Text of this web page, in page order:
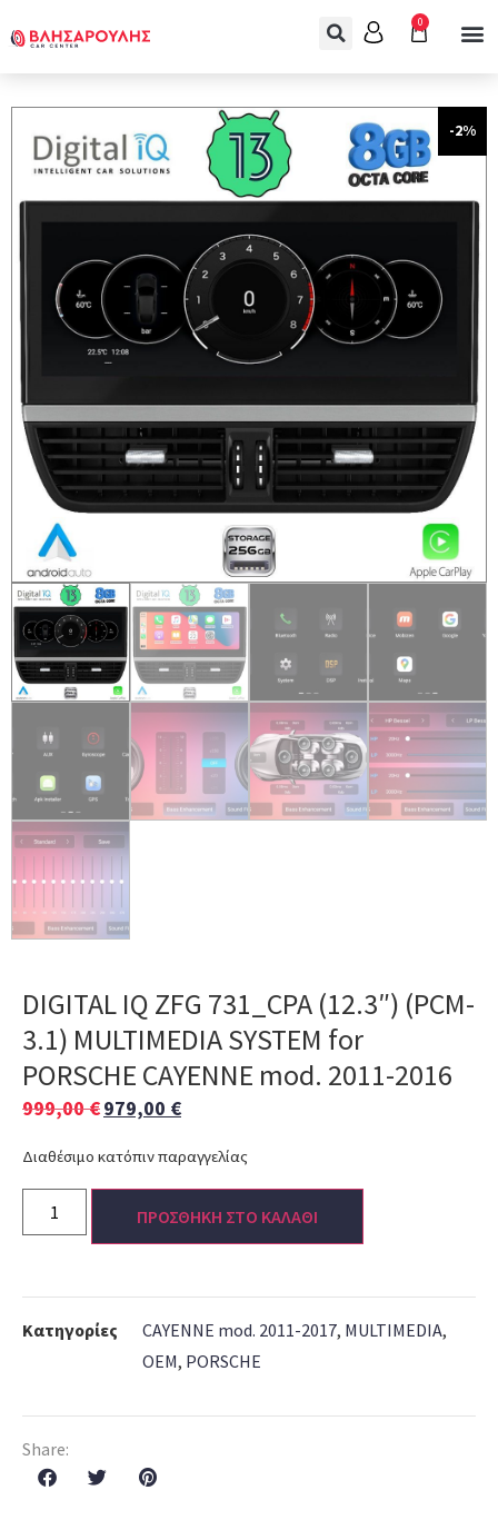
0
-2%
DIGITAL IQ ZFG 731_CPA (12.3″) (PCM-
3.1) MULTIMEDIA SYSTEM for
PORSCHE CAYENNE mod. 2011-2016
999,00€979,00 €
Διαθέσιμο κατόπιν παραγγελίας
ΠΡΟΣΘΗΚΗ ΣΤΟ ΚΑΛΑΘΙ
Κατηγορίες CAYENNE mod. 2011-2017, MULTIMEDIA,
OEM, PORSCHE
Share: